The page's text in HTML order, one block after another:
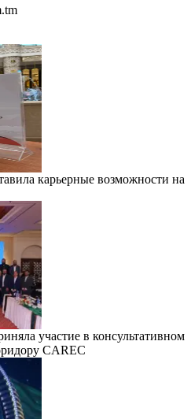
карьерные возможности на
участие в консультативном
CAREC